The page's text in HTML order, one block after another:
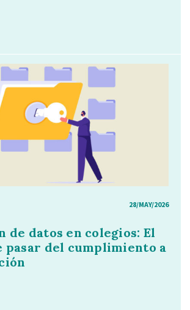
28/MAY/2026
de datos en colegios: El
pasar del cumplimiento a